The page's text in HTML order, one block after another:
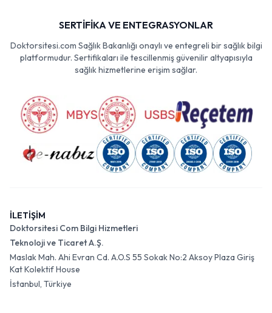
SERTİFİKA VE ENTEGRASYONLAR
Doktorsitesi.com Sağlık Bakanlığı onaylı ve entegreli bir sağlık bilgi
platformudur. Sertifikaları ile tescillenmiş güvenilir altyapısıyla
sağlık hizmetlerine erişim sağlar.
İLETİŞİM
Doktorsitesi Com Bilgi Hizmetleri
Teknoloji ve Ticaret A.Ş.
Maslak Mah. Ahi Evran Cd. A.O.S 55 Sokak No:2 Aksoy Plaza Giriş
Kat Kolektif House
İstanbul, Türkiye